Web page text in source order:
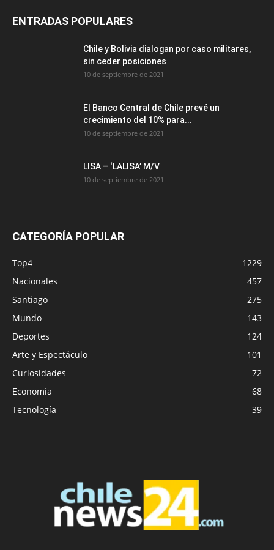
ENTRADAS POPULARES
Chile y Bolivia dialogan por caso militares,
sin ceder posiciones
10 de septiembre de 2021
El Banco Central de Chile prevé un
crecimiento del 10% para...
10 de septiembre de 2021
LISA – ‘LALISA’ M/V
10 de septiembre de 2021
CATEGORÍA POPULAR
Top4
1229
Nacionales
457
Santiago
275
Mundo
143
Deportes
124
Arte y Espectáculo
101
Curiosidades
72
Economía
68
Tecnología
39